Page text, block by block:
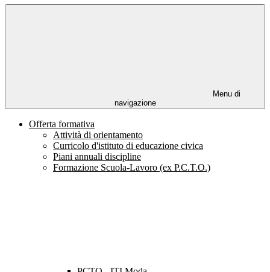
Menu di
navigazione
Offerta formativa
Attività di orientamento
Curricolo d'istituto di educazione civica
Piani annuali discipline
Formazione Scuola-Lavoro (ex P.C.T.O.)